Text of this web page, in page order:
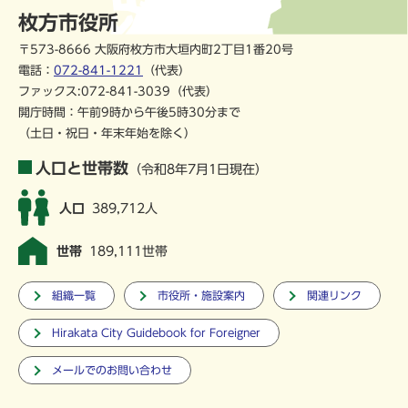
枚方市役所
〒573-8666 大阪府枚方市大垣内町2丁目1番20号
電話： 072-841-1221
（代表）
ファックス:072-841-3039（代表）
開庁時間：午前9時から午後5時30分まで
（土日・祝日・年末年始を除く）
人口と世帯数 （令和8年7月1日現在）
人口 389,712人
世帯 189,111世帯
組織一覧 市役所・施設案内 関連リンク
Hirakata City Guidebook for Foreigner
メールでのお問い合わせ